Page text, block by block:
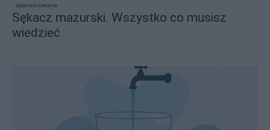
sponsorowane
Sękacz mazurski. Wszystko co musisz
wiedzieć